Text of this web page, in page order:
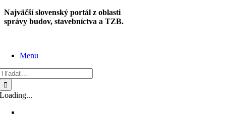
Skip
to
Najväčší slovenský portál z oblasti
správy budov, stavebníctva a TZB.
Menu
Loading...